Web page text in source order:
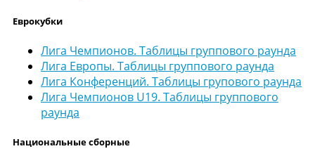
Еврокубки
Лига Чемпионов. Таблицы группового раунда
Лига Европы. Таблицы группового раунда
Лига Конференций. Таблицы групового раунда
Лига Чемпионов U19. Таблицы группового
раунда
Национальные сборные